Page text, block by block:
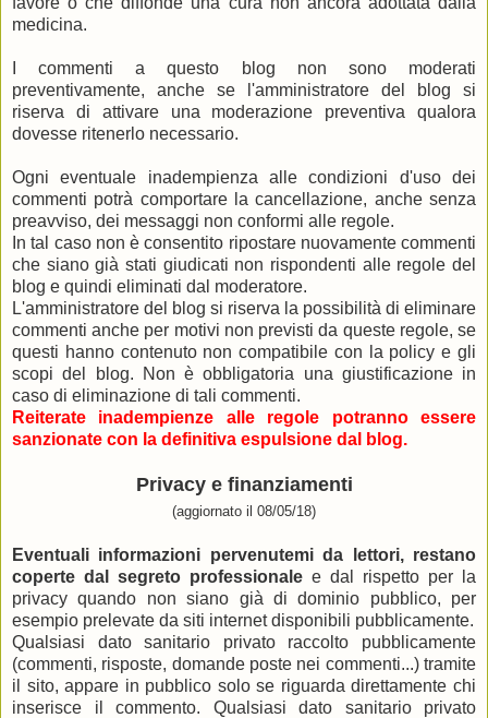
medicina.
I commenti a questo blog non sono moderati
preventivamente, anche se l'amministratore del blog si
riserva di attivare una moderazione preventiva qualora
dovesse ritenerlo necessario.
Ogni eventuale inadempienza alle condizioni d'uso dei
commenti potrà comportare la cancellazione, anche senza
preavviso, dei messaggi non conformi alle regole.
In tal caso non è consentito ripostare nuovamente commenti
che siano già stati giudicati non rispondenti alle regole del
blog e quindi eliminati dal moderatore.
L'amministratore del blog si riserva la possibilità di eliminare
commenti anche per motivi non previsti da queste regole, se
questi hanno contenuto non compatibile con la policy e gli
scopi del blog. Non è obbligatoria una giustificazione in
caso di eliminazione di tali commenti.
Reiterate inadempienze alle regole potranno essere
sanzionate con la definitiva espulsione dal blog.
Privacy e finanziamenti
(aggiornato il 08/05/18)
Eventuali informazioni pervenutemi da lettori, restano
coperte dal segreto professionale e dal rispetto per la
privacy quando non siano già di dominio pubblico, per
esempio prelevate da siti internet disponibili pubblicamente.
Qualsiasi dato sanitario privato raccolto pubblicamente
(commenti, risposte, domande poste nei commenti...) tramite
il sito, appare in pubblico solo se riguarda direttamente chi
inserisce il commento. Qualsiasi dato sanitario privato